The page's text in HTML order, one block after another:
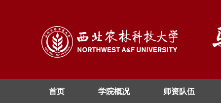
首页 学院概况 师资队伍